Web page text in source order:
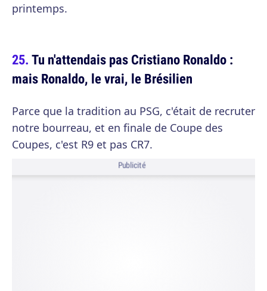
printemps.
Tu n'attendais pas Cristiano Ronaldo :
mais Ronaldo, le vrai, le Brésilien
Parce que la tradition au PSG, c'était de recruter
notre bourreau, et en finale de Coupe des
Coupes, c'est R9 et pas CR7.
Publicité